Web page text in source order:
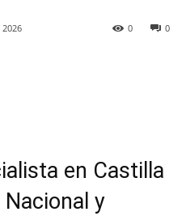
0
0
en Castilla
y